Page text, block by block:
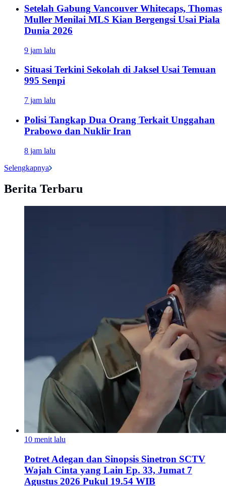
Setelah Gabung Vancouver Whitecaps, Thomas
Muller Menilai MLS Kian Bergengsi Usai Piala
Dunia 2026
9 jam lalu
Situasi Terkini Sekolah di Jaksel Usai Temuan
995 Senpi
7 jam lalu
Polisi Tangkap Dua Orang Terkait Unggahan
Prabowo dan Nuklir Iran
8 jam lalu
Selengkapnya
Berita Terbaru
10 menit lalu
Potret Adegan dan Sinopsis Sinetron SCTV
Wajah Cinta yang Lain Ep. 33, Jumat 7
Agustus 2026 Pukul 19.54 WIB